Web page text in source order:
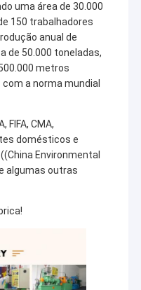
uma área de 30.000
150 trabalhadores
anual de
de 50.000 toneladas,
metros
a norma mundial
FIFA, CMA,
domésticos e
Environmental
e algumas outras